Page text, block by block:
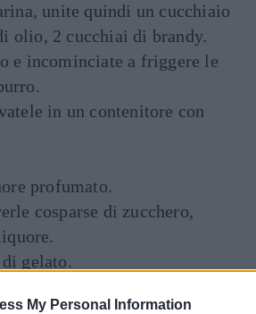
My Personal Information
unite quindi un cucchiaio
olio, 2 cucchiai di brandy.
e incominciate a friggere le
in un contenitore con
profumato.
cosparse di zucchero,
gelato.